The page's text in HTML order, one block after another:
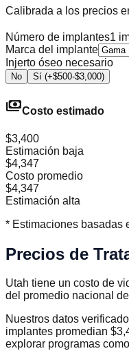
Calibrada a los precios
Número de implantes1
Marca del implante
Injerto óseo necesario
No Sí (+$500-$3,000)
paymentsCosto estimado
$3,400
Estimación baja
$4,347
Costo promedio
$4,347
Estimación alta
* Estimaciones basadas
Precios de
Utah tiene un costo de
del promedio nacional
Nuestros datos
implantes promedian
explorar programas